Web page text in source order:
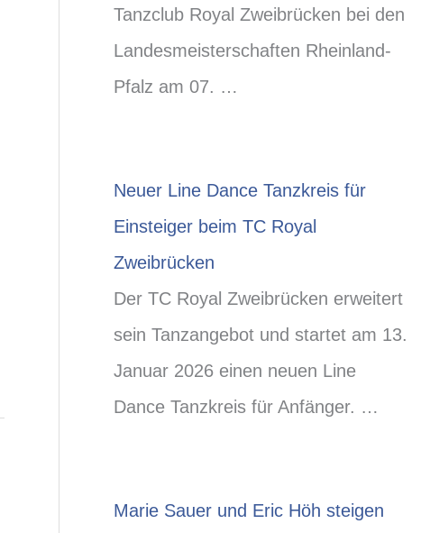
Tanzclub Royal Zweibrücken bei den
Landesmeisterschaften Rheinland-
Pfalz am 07. …
Neuer Line Dance Tanzkreis für
Einsteiger beim TC Royal
Zweibrücken
Der TC Royal Zweibrücken erweitert
sein Tanzangebot und startet am 13.
Januar 2026 einen neuen Line
Dance Tanzkreis für Anfänger. …
Marie Sauer und Eric Höh steigen